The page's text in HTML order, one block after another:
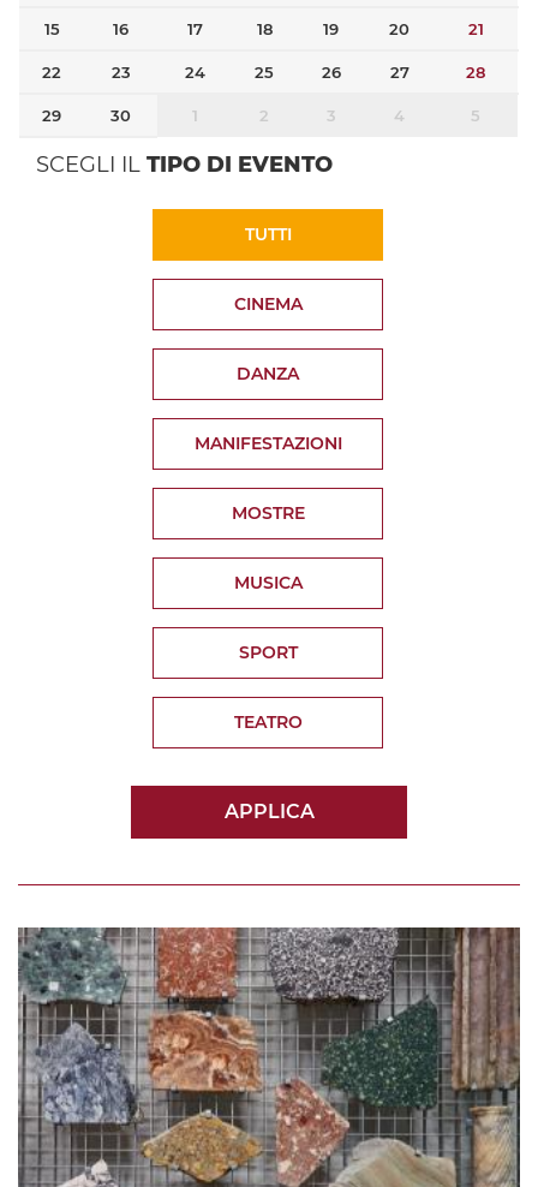
15 16 17 18 19 20 21
22 23 24 25 26 27 28
29 30 1 2 3 4 5
SCEGLI IL TIPO DI EVENTO
TUTTI
CINEMA
DANZA
MANIFESTAZIONI
MOSTRE
MUSICA
SPORT
TEATRO
APPLICA